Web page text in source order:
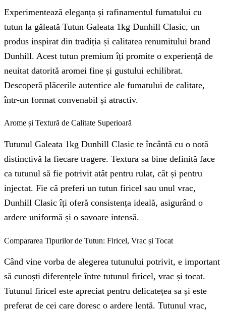
Experimentează eleganța și rafinamentul fumatului cu
tutun la găleată Tutun Galeata 1kg Dunhill Clasic, un
produs inspirat din tradiția și calitatea renumitului brand
Dunhill. Acest tutun premium îți promite o experiență de
neuitat datorită aromei fine și gustului echilibrat.
Descoperă plăcerile autentice ale fumatului de calitate,
într-un format convenabil și atractiv.
Arome și Textură de Calitate Superioară
Tutunul Galeata 1kg Dunhill Clasic te încântă cu o notă
distinctivă la fiecare tragere. Textura sa bine definită face
ca tutunul să fie potrivit atât pentru rulat, cât și pentru
injectat. Fie că preferi un tutun firicel sau unul vrac,
Dunhill Clasic îți oferă consistența ideală, asigurând o
ardere uniformă și o savoare intensă.
Compararea Tipurilor de Tutun: Firicel, Vrac și Tocat
Când vine vorba de alegerea tutunului potrivit, e important
să cunoști diferențele între tutunul firicel, vrac și tocat.
Tutunul firicel este apreciat pentru delicatețea sa și este
preferat de cei care doresc o ardere lentă. Tutunul vrac,